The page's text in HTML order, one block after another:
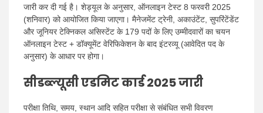
जारी कर दी गई है। शेड्यूल के अनुसार, ऑनलाइन टेस्ट 8 फरवरी 2025
(शनिवार) को आयोजित किया जाएगा। मैनेजमेंट ट्रेनी, अकाउंटेंट, सुपरिंटेंडेंट
और जूनियर टेक्निकल असिस्टेंट के 179 पदों के लिए उम्मीदवारों का चयन
ऑनलाइन टेस्ट + डॉक्यूमेंट वेरिफिकेशन के बाद इंटरव्यू (आवेदित पद के
अनुसार) के आधार पर होगा।
सीडब्ल्यूसी एडमिट कार्ड 2025 जारी
परीक्षा तिथि, समय, स्थान आदि सहित परीक्षा से संबंधित सभी विवरण